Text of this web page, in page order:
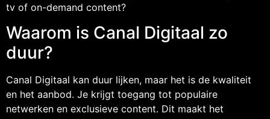
tv of on-demand content?
Waarom is Canal Digitaal zo
duur?
Canal Digitaal kan duur lijken, maar het is de kwaliteit
en het aanbod. Je krijgt toegang tot populaire
netwerken en exclusieve content. Dit maakt het